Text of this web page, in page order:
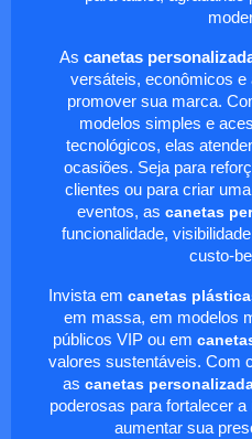
As canetas
versáteis, econômicos e
promover sua marca.
modelos simples e
tecnológicos, elas
ocasiões. Seja para
clientes ou para criar
eventos, as canetas
funcionalidade,
custo-
Invista em canetas
em massa, em modelos
públicos VIP ou em
valores sustentáveis. Com
as canetas
poderosas para fortalecer
aumentar sua